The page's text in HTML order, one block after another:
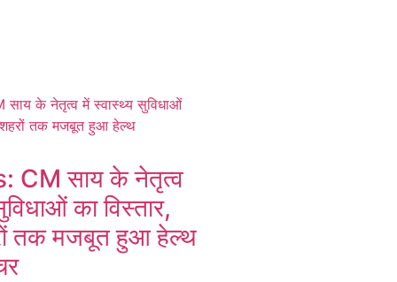
CM साय के नेतृत्व
का विस्तार,
तक मजबूत हुआ हेल्थ